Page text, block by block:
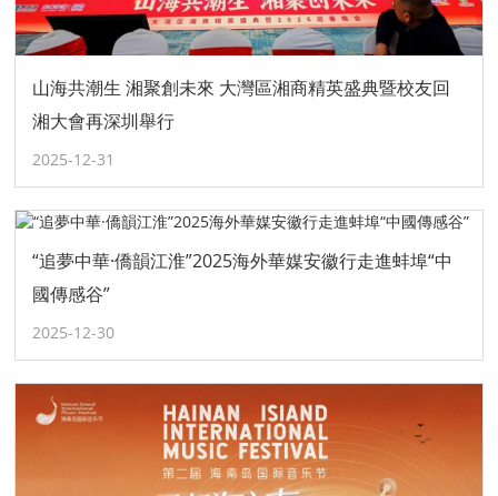
山海共潮生 湘聚創未來 大灣區湘商精英盛典暨校友回
湘大會再深圳舉行
2025-12-31
“追夢中華·僑韻江淮”2025海外華媒安徽行走進蚌埠“中
國傳感谷”
2025-12-30